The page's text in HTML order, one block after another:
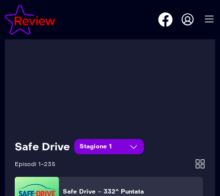
Safe Drive Stagione 1
Episodi 1-235
Safe Drive – 333^ Puntata
Safe Drive – 332^ Puntata